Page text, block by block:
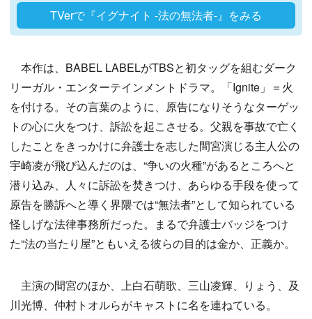
TVerで『イグナイト -法の無法者-』をみる
本作は、BABEL LABELがTBSと初タッグを組むダーク
リーガル・エンターテインメントドラマ。「Ignite」＝火
を付ける。その言葉のように、原告になりそうなターゲッ
トの心に火をつけ、訴訟を起こさせる。父親を事故で亡く
したことをきっかけに弁護士を志した間宮演じる主人公の
宇崎凌が飛び込んだのは、“争いの火種”があるところへと
潜り込み、人々に訴訟を焚きつけ、あらゆる手段を使って
原告を勝訴へと導く界隈では“無法者”として知られている
怪しげな法律事務所だった。まるで弁護士バッジをつけ
た“法の当たり屋”ともいえる彼らの目的は金か、正義か。
主演の間宮のほか、上白石萌歌、三山凌輝、りょう、及
川光博、仲村トオルらがキャストに名を連ねている。